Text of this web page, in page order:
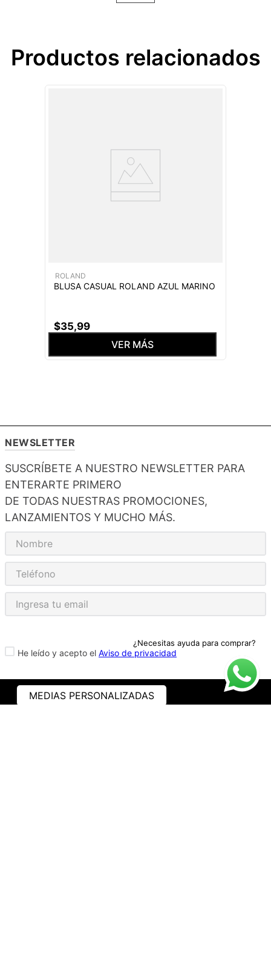
¿Necesitas ayuda para comprar?
Productos relacionados
ROLAND
BLUSA CASUAL ROLAND AZUL MARINO
$35,99
VER MÁS
NEWSLETTER
SUSCRÍBETE A NUESTRO NEWSLETTER PARA
ENTERARTE PRIMERO
DE TODAS NUESTRAS PROMOCIONES,
LANZAMIENTOS Y MUCHO MÁS.
He leído y acepto el Aviso de privacidad
MEDIAS PERSONALIZADAS